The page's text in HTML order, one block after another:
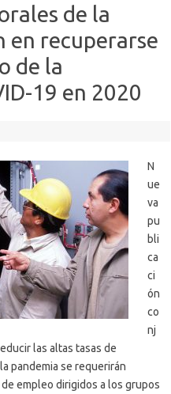
de la
en recuperarse
de la
19 en 2020
N
ue
va
pu
bli
ca
ci
ón
co
nj
las altas tasas de
pandemia se requerirán
empleo dirigidos a los grupos